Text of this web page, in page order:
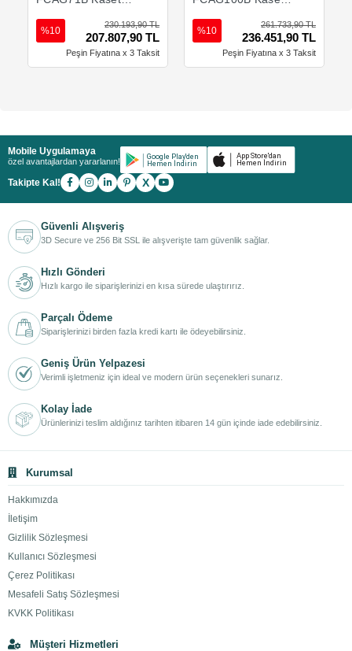
Btu
230.193,90 TL
207.807,90 TL
%10
Peşin Fiyatına x 3 Taksit
Btu
261.733,90 TL
236.451,90 TL
%10
Peşin Fiyatına x 3 Taksit
Mobile Uygulamaya
özel avantajlardan yararlanın!
Takipte Kal! X
Güvenli Alışveriş
3D Secure ve 256 Bit SSL ile alışverişte tam güvenlik sağlar.
Hızlı Gönderi
Hızlı kargo ile siparişlerinizi en kısa sürede ulaştırırız.
Parçalı Ödeme
Siparişlerinizi birden fazla kredi kartı ile ödeyebilirsiniz.
Geniş Ürün Yelpazesi
Verimli işletmeniz için ideal ve modern ürün seçenekleri sunarız.
Kolay İade
Ürünlerinizi teslim aldığınız tarihten itibaren 14 gün içinde iade edebilirsiniz.
Kurumsal
Hakkımızda
İletişim
Gizlilik Sözleşmesi
Kullanıcı Sözleşmesi
Çerez Politikası
Mesafeli Satış Sözleşmesi
KVKK Politikası
Müşteri Hizmetleri